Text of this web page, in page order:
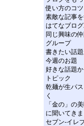
使い方のコ
素敵な記事
はてなブロ
同じ興味の
グループ
書きたい話
今週のお題
好きな話題
トピック
乾麺が生パ
く
「金の」の
に聞いてきま
セブン-イレ